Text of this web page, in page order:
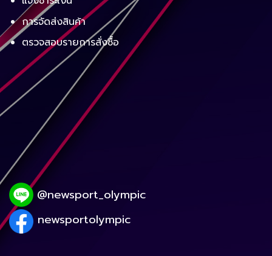
การจัดส่งสินค้า
ตรวจสอบรายการสั่งซื้อ
@newsport_olympic
newsportolympic